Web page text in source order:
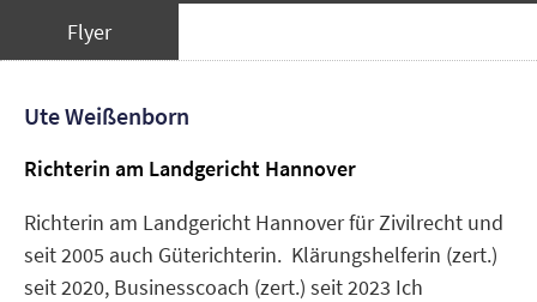
Flyer
Ute Weißenborn
Richterin am Landgericht Hannover
Richterin am Landgericht Hannover für Zivilrecht und
seit 2005 auch Güterichterin. Klärungshelferin (zert.)
seit 2020, Businesscoach (zert.) seit 2023 Ich